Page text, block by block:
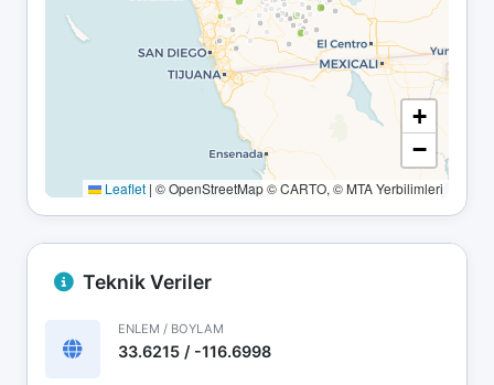
+
−
Leaflet | © OpenStreetMap © CARTO, © MTA Yerbilimleri
Teknik Veriler
ENLEM / BOYLAM
33.6215 / -116.6998